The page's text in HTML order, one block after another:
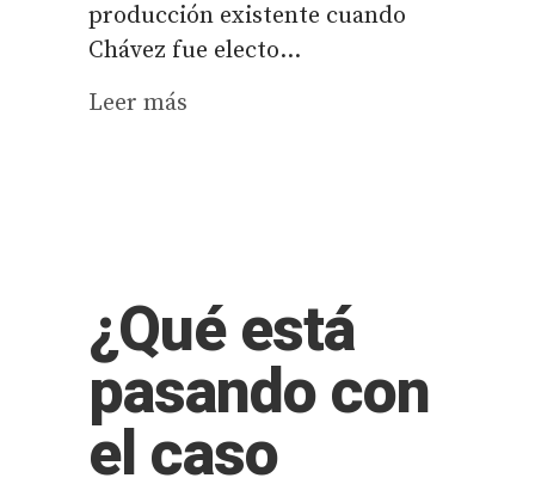
producción existente cuando
Chávez fue electo...
Leer más
¿Qué está
pasando con
el caso